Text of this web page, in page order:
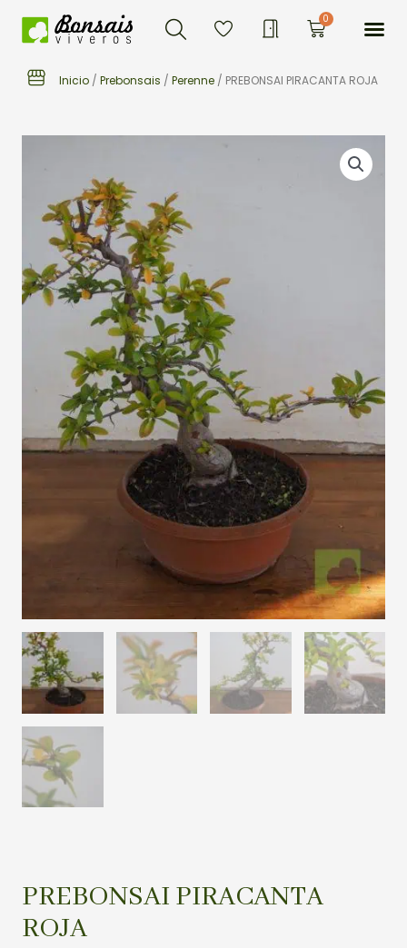
Buscar 0Carrito
Inicio / Prebonsais / Perenne / PREBONSAI PIRACANTA ROJA
PREBONSAI PIRACANTA
ROJA